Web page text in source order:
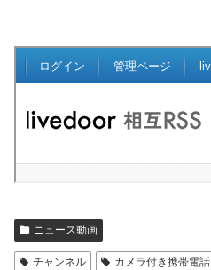
ニュース動画
チャンネル カメラ付き携帯電話